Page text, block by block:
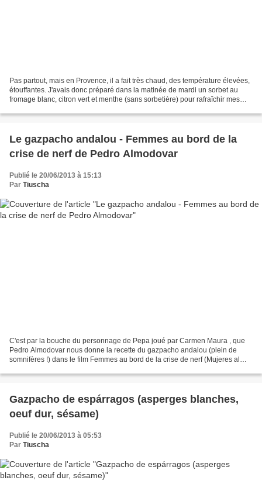
Pas partout, mais en Provence, il a fait très chaud, des température élevées,
étouffantes. J'avais donc préparé dans la matinée de mardi un sorbet au
fromage blanc, citron vert et menthe (sans sorbetière) pour rafraîchir mes
Le gazpacho andalou - Femmes au bord de la
crise de nerf de Pedro Almodovar
Publié le 20/06/2013 à 15:13
Par Tiuscha
C'est par la bouche du personnage de Pepa joué par Carmen Maura , que
Pedro Almodovar nous donne la recette du gazpacho andalou (plein de
somnifères !) dans le film Femmes au bord de la crise de nerf (Mujeres al
Gazpacho de espárragos (asperges blanches,
oeuf dur, sésame)
Publié le 20/06/2013 à 05:53
Par Tiuscha